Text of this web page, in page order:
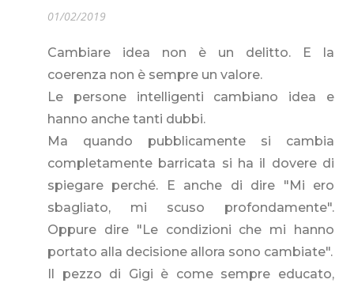
01/02/2019
Cambiare idea non è un delitto. E la
coerenza non è sempre un valore.
Le persone intelligenti cambiano idea e
hanno anche tanti dubbi.
Ma quando pubblicamente si cambia
completamente barricata si ha il dovere di
spiegare perché. E anche di dire "Mi ero
sbagliato, mi scuso profondamente".
Oppure dire "Le condizioni che mi hanno
portato alla decisione allora sono cambiate".
Il pezzo di Gigi è come sempre educato,